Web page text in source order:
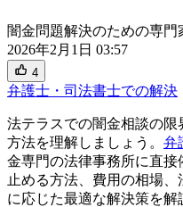
闇金問題解決のための専
2026年2月1日 03:57
4
弁護士・司法書士での解決
法テラスでの闇金相談の
方法を理解しましょう。 弁
金専門の法律事務所に直
止める方法、費用の相場
に応じた最適な解決策を解